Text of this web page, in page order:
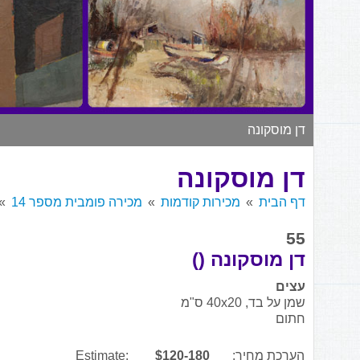
דן מוסקונה
דן מוסקונה
דף הבית מכירות קודמות מכירה פומבית מספר 14
55
דן מוסקונה ()
עצים
שמן על בד, 40x20 ס"מ
חתום
הערכת מחיר: $120-180
Estimate: